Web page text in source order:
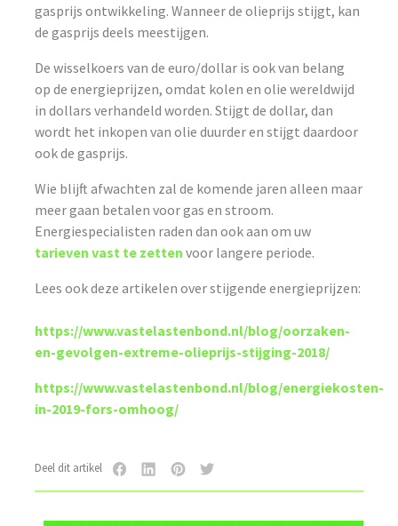
gasprijs ontwikkeling. Wanneer de olieprijs stijgt, kan
de gasprijs deels meestijgen.
De wisselkoers van de euro/dollar is ook van belang
op de energieprijzen, omdat kolen en olie wereldwijd
in dollars verhandeld worden. Stijgt de dollar, dan
wordt het inkopen van olie duurder en stijgt daardoor
ook de gasprijs.
Wie blijft afwachten zal de komende jaren alleen maar
meer gaan betalen voor gas en stroom.
Energiespecialisten raden dan ook aan om uw
tarieven vast te zetten voor langere periode.
Lees ook deze artikelen over stijgende energieprijzen:
https://www.vastelastenbond.nl/blog/oorzaken-
en-gevolgen-extreme-olieprijs-stijging-2018/
https://www.vastelastenbond.nl/blog/energiekosten-
in-2019-fors-omhoog/
Deel dit artikel